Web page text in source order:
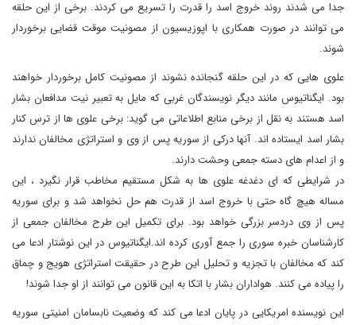
جدا می شدند روند خروج اسد را قدرت را تسریع می کردند. برخی از این حلقه
می توانند در صورت همکاری با اپوزیسیون از مصونیت موقت قضایی برخوردار
شوند.
علوی هایی که در این حلقه گنجانده نشوند از مصونیت کامل برخوردار خواهند
بود. ایگناتیوس مانند دیگر نویسندگان غربی که مایل به تعبیر نیت مدافعان بشار
اسد هستند به نقل از برخی منابع اطلاعاتی می گوید: برخی علوی ها از ترس کنار
بشار اسد ایستاده اند. آنها درکی از سوریه پس از وی و استراتژی مخالفان ندارند
و از اعدام های دسته جمعی وحشت دارند.
در شرایطی که ای دغدغه علوی ها به شکل مستقیم مخاطب قرار نگیرد ، این
مساله هیچ گاه حتی با خروج اسد از قدرت هم حل نخواهد شد و برای سوریه
پس از وی دردسر بزرگی خواهد بود. برای تکمیل این طرح مخالفان جمعی از
کارشناسان خبره سوری را جمع آوری کرده اند.ایگناتیوس در این نوشتار ادعا می
کند که مخالفان با تجزیه و تحلیل این طرح در حقیقت استراتژی هویج و چماق
را پیاده می کنند. هواداران بشار با اتکا به این قانون می توانند از او جدا شوند!
این نویسنده امریکایی در پایان ادعا می کند که وضعیت نابسامان امنیتی سوریه